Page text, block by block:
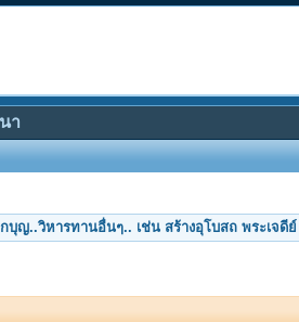
บุญ..วิหารทานอื่นๆ.. เช่น สร้างอุโบสถ พระเจดี
า